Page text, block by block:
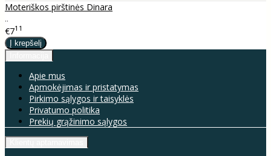
Moteriškos pirštinės Dinara
..
€711
Apie mus
Apmokėjimas ir pristatymas
Pirkimo sąlygos ir taisyklės
Privatumo politika
Prekių grąžinimo sąlygos